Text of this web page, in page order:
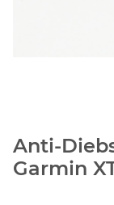
Anti-
Garmin